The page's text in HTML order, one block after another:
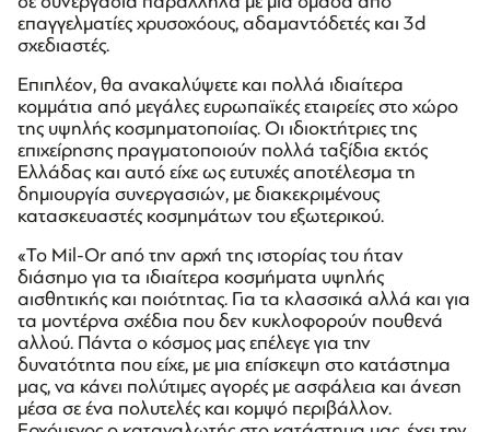
επαγγελματίες χρυσοχόους, αδαμαντόδετές και 3d
σχεδιαστές.
Επιπλέον, θα ανακαλύψετε και πολλά ιδιαίτερα
κομμάτια από μεγάλες ευρωπαϊκές εταιρείες στο χώρο
της υψηλής κοσμηματοποιίας. Οι ιδιοκτήτριες της
επιχείρησης πραγματοποιούν πολλά ταξίδια εκτός
Ελλάδας και αυτό είχε ως ευτυχές αποτέλεσμα τη
δημιουργία συνεργασιών, με διακεκριμένους
κατασκευαστές κοσμημάτων του εξωτερικού.
«Το Mil-Or από την αρχή της ιστορίας του ήταν
διάσημο για τα ιδιαίτερα κοσμήματα υψηλής
αισθητικής και ποιότητας. Για τα κλασσικά αλλά και για
τα μοντέρνα σχέδια που δεν κυκλοφορούν πουθενά
αλλού. Πάντα ο κόσμος μας επέλεγε για την
δυνατότητα που είχε, με μια επίσκεψη στο κατάστημα
μας, να κάνει πολύτιμες αγορές με ασφάλεια και άνεση
μέσα σε ένα πολυτελές και κομψό περιβάλλον.